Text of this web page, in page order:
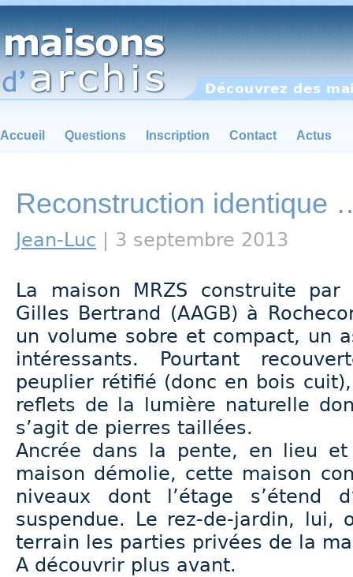
Découvrez des
Accueil Questions Inscription Contact Actus
Reconstruction identique
Jean-Luc | 3 septembre 2013
La maison MRZS construite par
Gilles Bertrand (AAGB) à
un volume sobre et compact, un
intéressants. Pourtant
peuplier rétifié (donc en bois
reflets de la lumière naturelle
s’agit de pierres taillées.
Ancrée dans la pente, en lieu et
maison démolie, cette maison
niveaux dont l’étage s’étend
suspendue. Le rez-de-jardin, lui,
terrain les parties privées de la
A découvrir plus avant.